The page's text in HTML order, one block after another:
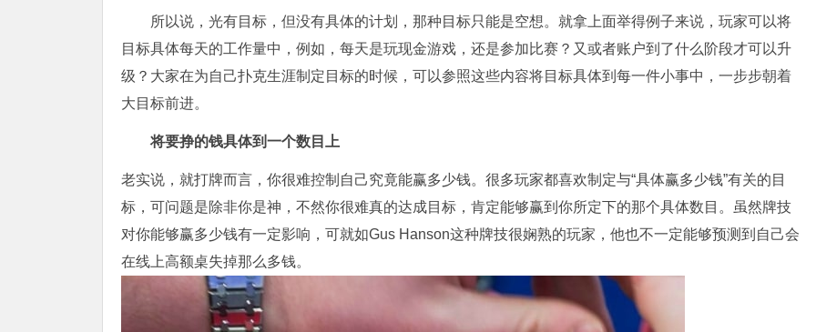
所以说，光有目标，但没有具体的计划，那种目标只能是空想。就拿上面举得例子来说，玩家可以将
目标具体每天的工作量中，例如，每天是玩现金游戏，还是参加比赛？又或者账户到了什么阶段才可以升
级？大家在为自己扑克生涯制定目标的时候，可以参照这些内容将目标具体到每一件小事中，一步步朝着
大目标前进。
将要挣的钱具体到一个数目上
老实说，就打牌而言，你很难控制自己究竟能赢多少钱。很多玩家都喜欢制定与“具体赢多少钱”有关的目
标，可问题是除非你是神，不然你很难真的达成目标，肯定能够赢到你所定下的那个具体数目。虽然牌技
对你能够赢多少钱有一定影响，可就如Gus Hanson这种牌技很娴熟的玩家，他也不一定能够预测到自己会
在线上高额桌失掉那么多钱。